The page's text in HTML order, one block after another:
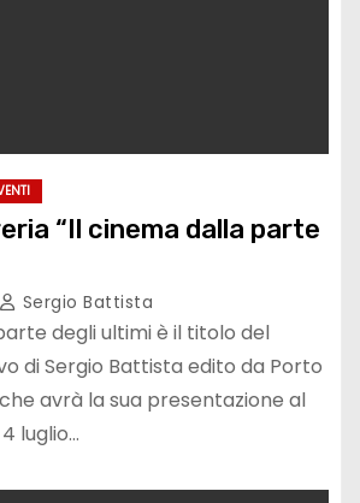
“Il cinema dalla parte
Sergio Battista
degli ultimi è il titolo del
di Sergio Battista edito da Porto
avrà la sua presentazione al
luglio…